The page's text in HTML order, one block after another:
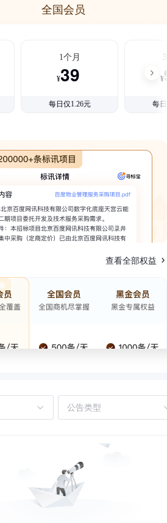
全国会员
1个月
¥39
每日仅1.26元
¥
每日
查看全部权益